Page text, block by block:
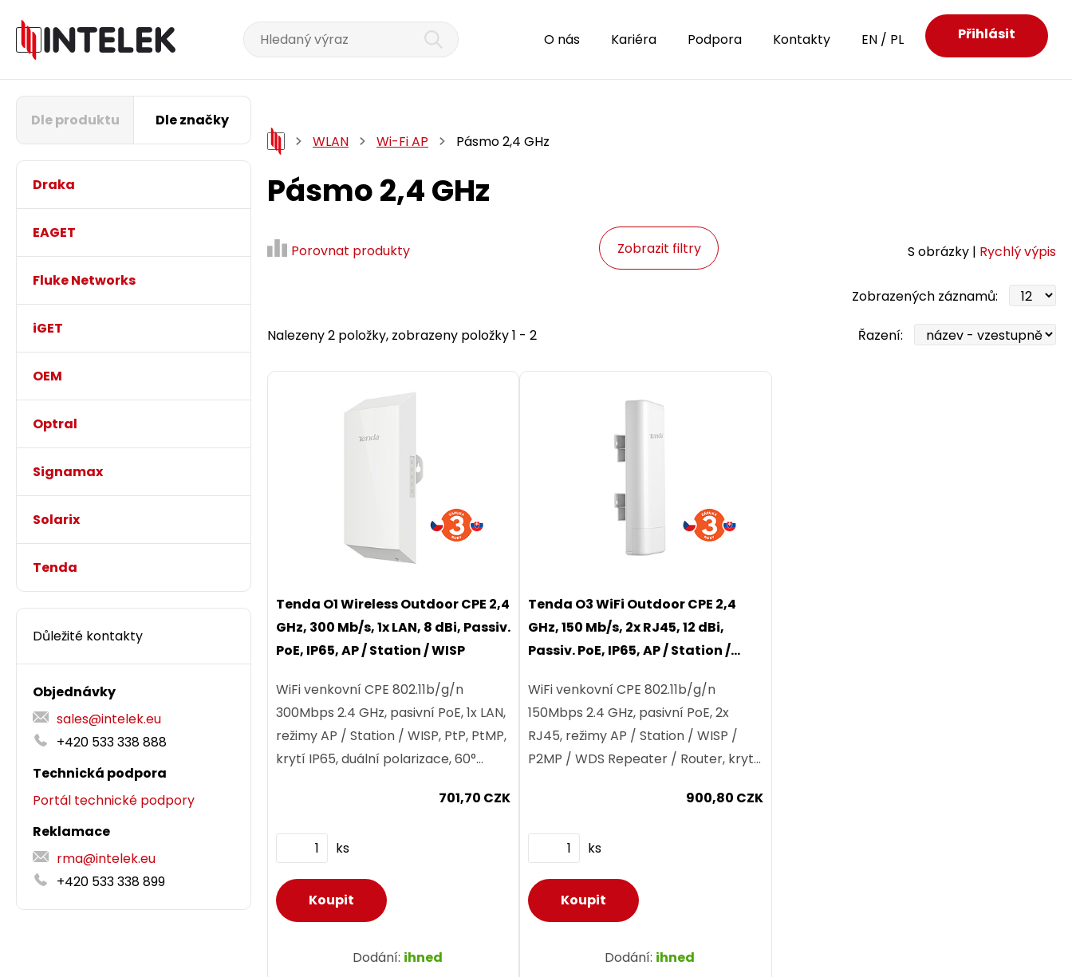
O nás Kariéra Podpora Kontakty EN / PL Přihlásit
Dle produktu Dle značky
Draka
EAGET
Fluke Networks
iGET
OEM
Optral
Signamax
Solarix
Tenda
Důležité kontakty
Objednávky
sales@intelek.eu
+420 533 338 888
Technická podpora
Portál technické podpory
Reklamace
rma@intelek.eu
+420 533 338 899
WLAN Wi-Fi AP Pásmo 2,4 GHz
Pásmo 2,4 GHz
Porovnat produkty Zobrazit filtry S obrázky | Rychlý výpis
Zobrazených záznamů:
Nalezeny 2 položky, zobrazeny položky 1 - 2 Řazení:
Tenda O1 Wireless Outdoor CPE 2,4
GHz, 300 Mb/s, 1x LAN, 8 dBi, Passiv.
PoE, IP65, AP / Station / WISP
WiFi venkovní CPE 802.11b/g/n
300Mbps 2.4 GHz, pasivní PoE, 1x LAN,
režimy AP / Station / WISP, PtP, PtMP,
krytí IP65, duální polarizace, 60°
701,70 CZK
ks
Dodání: ihned
Tenda O3 WiFi Outdoor CPE 2,4
GHz, 150 Mb/s, 2x RJ45, 12 dBi,
Passiv. PoE, IP65, AP / Station /
WiFi venkovní CPE 802.11b/g/n
150Mbps 2.4 GHz, pasivní PoE, 2x
RJ45, režimy AP / Station / WISP /
P2MP / WDS Repeater / Router, krytí
horizontální, 30° vertikální, 12...900,80 CZK
ks
Dodání: ihned